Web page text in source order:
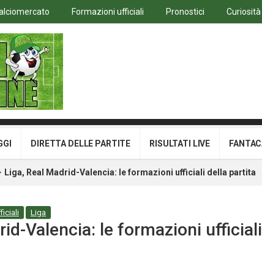
Formazioni ufficiali Pronostici
DIRETTA DELLE PARTITE RISULTATI LIVE
Liga, Real Madrid-Valencia: le formazioni ufficiali della partita
Liga
Valencia: le formazioni